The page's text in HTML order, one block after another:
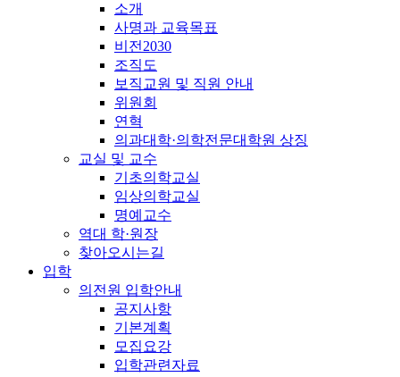
소개
사명과 교육목표
비전2030
조직도
보직교원 및 직원 안내
위원회
연혁
의과대학·의학전문대학원 상징
교실 및 교수
기초의학교실
임상의학교실
명예교수
역대 학·원장
찾아오시는길
입학
의전원 입학안내
공지사항
기본계획
모집요강
입학관련자료